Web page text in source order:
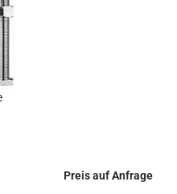
Preis auf Anfrage